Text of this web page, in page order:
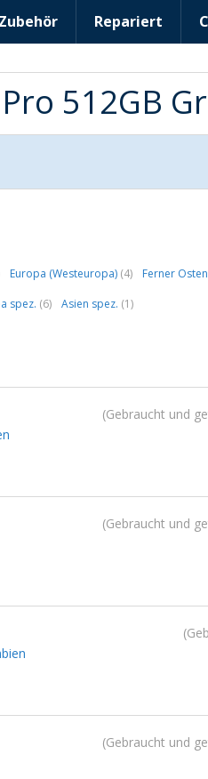
Zubehör Repariert
512GB
Europa (Westeuropa) (4) Ferner Osten
spez. (6) Asien spez. (1)
Gebraucht und
Gebraucht und
Gebraucht und